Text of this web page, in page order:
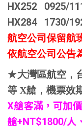
HX252 0925/
HX284 1730/
航空公司保留航
依航空公司公告
★大灣區航空，
等 X艙，機票效
X艙客滿，可加
艙+NT$1800/人